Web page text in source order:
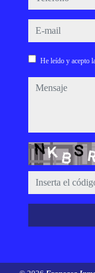
e-mail
He leído y acepto
mensaje
Captcha